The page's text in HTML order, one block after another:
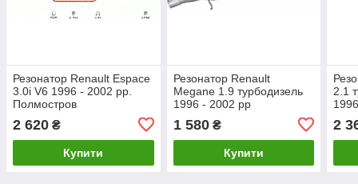
Резонатор Renault Espace
3.0i V6 1996 - 2002 рр.
Полмостров
2 620 ₴
Купити
Резонатор Renault
Megane 1.9 турбодизель
1996 - 2002 рр
1 580₴
Купити
2.1
2